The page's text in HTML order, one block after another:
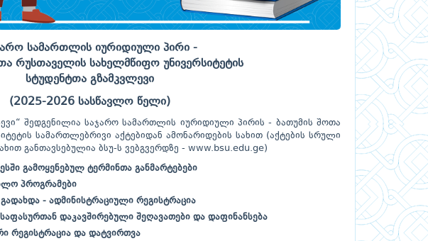
სამართლის იურიდიული პირი -
რუსთაველის სახელმწიფო უნივერსიტეტის
სტუდენტთა გზამკვლევი
(2025-2026 სასწავლო წელი)
შედგენილია საჯარო სამართლის იურიდიული პირის - ბათუმის შოთა
სამართლებრივი აქტებიდან ამონარიდების სახით (აქტების სრული
განთავსებულია ბსუ-ს ვებგვერდზე - www.bsu.edu.ge)
გამოყენებულ ტერმინთა განმარტებები
პროგრამები
- ადმინისტრაციული რეგისტრაცია
დაკავშირებული შეღავათები და დაფინანსება
რეგისტრაცია და დატვირთვა